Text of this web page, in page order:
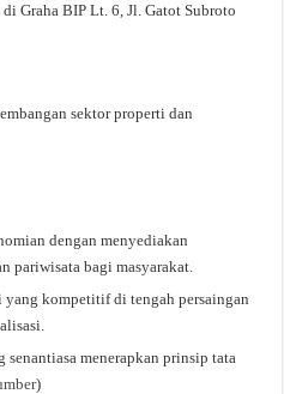
Graha BIP Lt. 6, Jl. Gatot Subroto
sektor properti dan
dengan menyediakan
pariwisata bagi masyarakat.
kompetitif di tengah persaingan
menerapkan prinsip tata
)